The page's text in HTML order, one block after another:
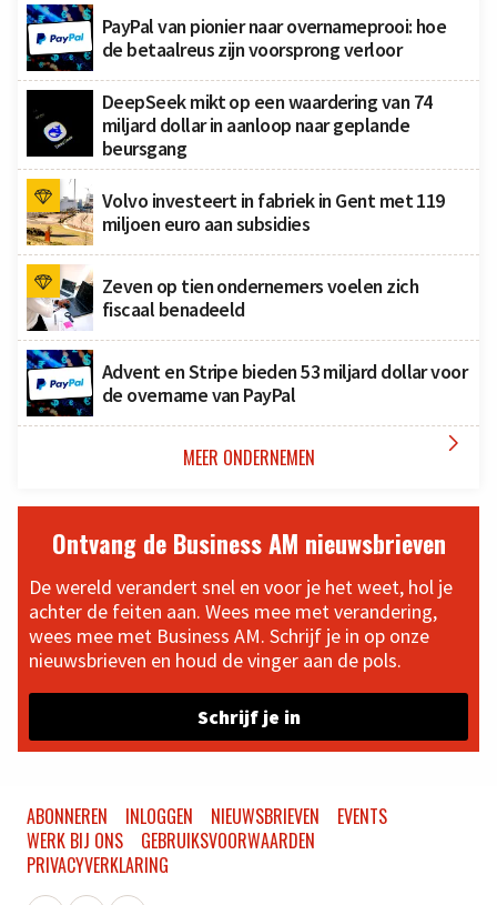
PayPal van pionier naar overnameprooi: hoe
de betaalreus zijn voorsprong verloor
DeepSeek mikt op een waardering van 74
miljard dollar in aanloop naar geplande
beursgang
Volvo investeert in fabriek in Gent met 119
miljoen euro aan subsidies
Zeven op tien ondernemers voelen zich
fiscaal benadeeld
Advent en Stripe bieden 53 miljard dollar voor
de overname van PayPal
MEER ONDERNEMEN 
Ontvang de Business AM nieuwsbrieven
De wereld verandert snel en voor je het weet, hol je
achter de feiten aan. Wees mee met verandering,
wees mee met Business AM. Schrijf je in op onze
nieuwsbrieven en houd de vinger aan de pols.
Schrijf je in
ABONNEREN INLOGGEN NIEUWSBRIEVEN
EVENTS
WERK BIJ ONS
GEBRUIKSVOORWAARDEN
PRIVACYVERKLARING